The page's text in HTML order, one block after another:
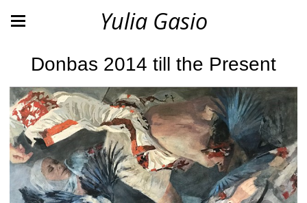
Yulia Gasio
Donbas 2014 till the Present